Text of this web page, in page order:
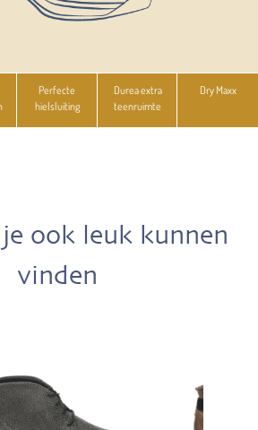
Perfecte
hielsluiting
Durea extra
teenruimte
Dry Maxx
ook leuk kunnen
vinden